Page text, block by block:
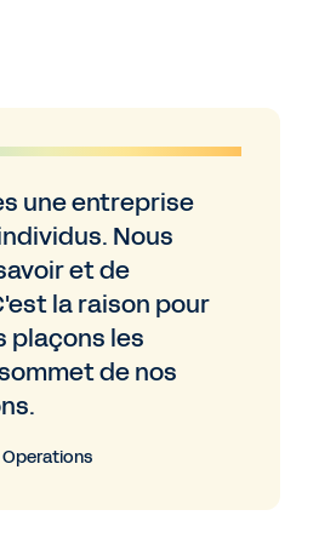
une entreprise
Nous
et de
la raison pour
plaçons les
de nos
Operations